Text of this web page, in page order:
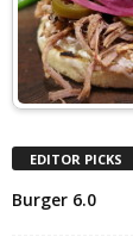
EDITOR PICKS
Burger 6.0